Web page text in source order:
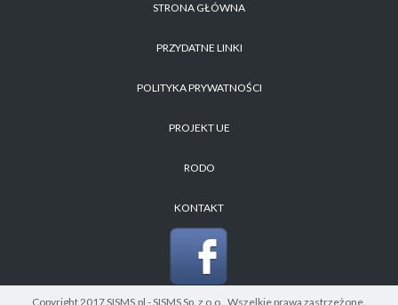
STRONA GŁÓWNA
PRZYDATNE LINKI
POLITYKA PRYWATNOŚCI
PROJEKT UE
RODO
KONTAKT
Copyright 2017 SISMS.pl - SISMS Sp. z o.o.. Wszelkie prawa zastrzeżone.